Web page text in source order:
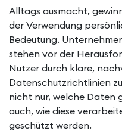
Alltags ausmacht,
der Verwendung
Bedeutung.
stehen vor der
Nutzer durch klare,
Datenschutzrichtlinien
nicht nur, welche Daten
auch, wie diese
geschützt werden.